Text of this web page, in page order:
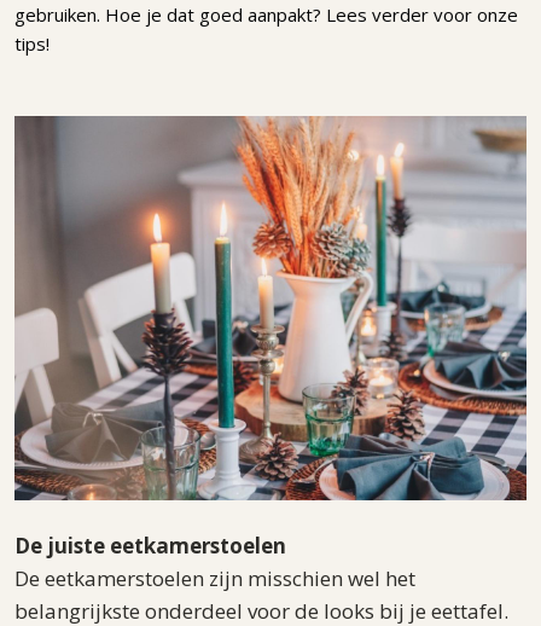
gebruiken. Hoe je dat goed aanpakt? Lees verder voor onze
tips!
De juiste eetkamerstoelen
De eetkamerstoelen zijn misschien wel het
belangrijkste onderdeel voor de looks bij je eettafel.